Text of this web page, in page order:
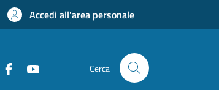
Accedi all'area personale
Cerca